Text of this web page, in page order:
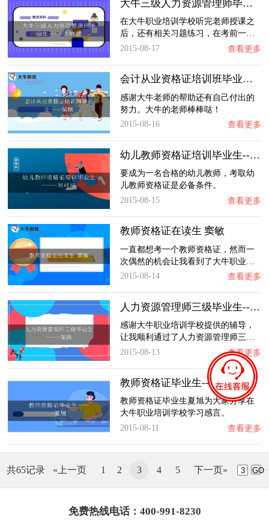
大牛三级人力资源管理师毕业生-----王晓蕾
在大牛职业培训学校听完老师授课之
后，还有相关习题练习，在考前一…
2015-08-17
查看更多
会计从业资格证培训班毕业生——梁琪
感谢大牛老师的帮助还有自己付出的
努力。大牛的老师棒棒哒！
2015-08-16
查看更多
幼儿教师资格证培训毕业生-----刘可可
要成为一名合格的幼儿教师，考取幼
儿教师资格证是必备条件。
2015-08-15
查看更多
教师资格证在读生 窦敏
一直都想考一个教师资格证，然而一
次偶然的机会让我看到了大牛职业…
2015-08-14
查看更多
人力资源管理师三级毕业生-----邹苘
感谢大牛职业培训学校提供的辅导，
让我顺利通过了人力资源管理师三…
2015-08-13
查看更多
教师资格证毕业生-----夏旭
教师资格证毕业生夏旭为大家分享在
大牛职业培训学校学习感言。
2015-08-11
查看更多
共65记录 «上一页 1 2 3 4 5 下一页» GO
免费热线电话：400-991-8230